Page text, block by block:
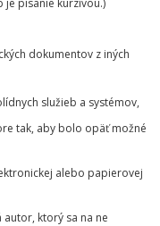
písanie kurzívou.)
dokumentov z iných
služieb a systémov,
tak, aby bolo opäť možné
alebo papierovej
ktorý sa na ne